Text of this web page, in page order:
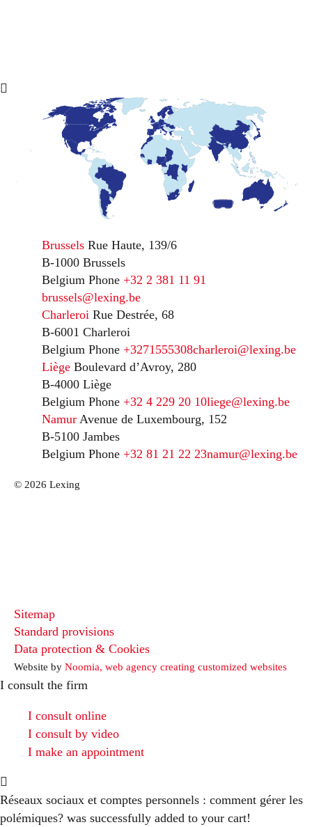
Brussels Rue Haute, 139/6
B-1000 Brussels
Belgium Phone +32 2 381 11 91
brussels@lexing.be
Charleroi Rue Destrée, 68
B-6001 Charleroi
Belgium Phone +3271555308charleroi@lexing.be
Liège Boulevard d’Avroy, 280
B-4000 Liège
Belgium Phone +32 4 229 20 10liege@lexing.be
Namur Avenue de Luxembourg, 152
B-5100 Jambes
Belgium Phone +32 81 21 22 23namur@lexing.be
© 2026 Lexing
Sitemap
Standard provisions
Data protection & Cookies
Website by Noomia, web agency creating customized websites
I consult the firm
I consult online
I consult by video
I make an appointment
Réseaux sociaux et comptes personnels : comment gérer les
polémiques? was successfully added to your cart!